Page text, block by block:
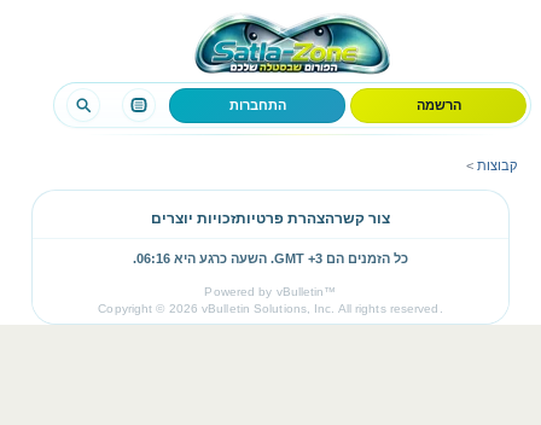
הרשמה התחברות
קבוצות >
צור קשרהצהרת פרטיותזכויות יוצרים
כל הזמנים הם GMT +3. השעה כרגע היא 06:16
.
Powered by vBulletin™
Copyright © 2026 vBulletin Solutions, Inc. All rights reserved.